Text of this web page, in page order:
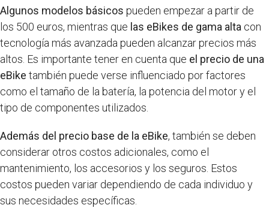
Algunos modelos básicos pueden empezar a partir de
los 500 euros, mientras que las eBikes de gama alta con
tecnología más avanzada pueden alcanzar precios más
altos. Es importante tener en cuenta que el precio de una
eBike también puede verse influenciado por factores
como el tamaño de la batería, la potencia del motor y el
tipo de componentes utilizados.
Además del precio base de la eBike, también se deben
considerar otros costos adicionales, como el
mantenimiento, los accesorios y los seguros. Estos
costos pueden variar dependiendo de cada individuo y
sus necesidades específicas.